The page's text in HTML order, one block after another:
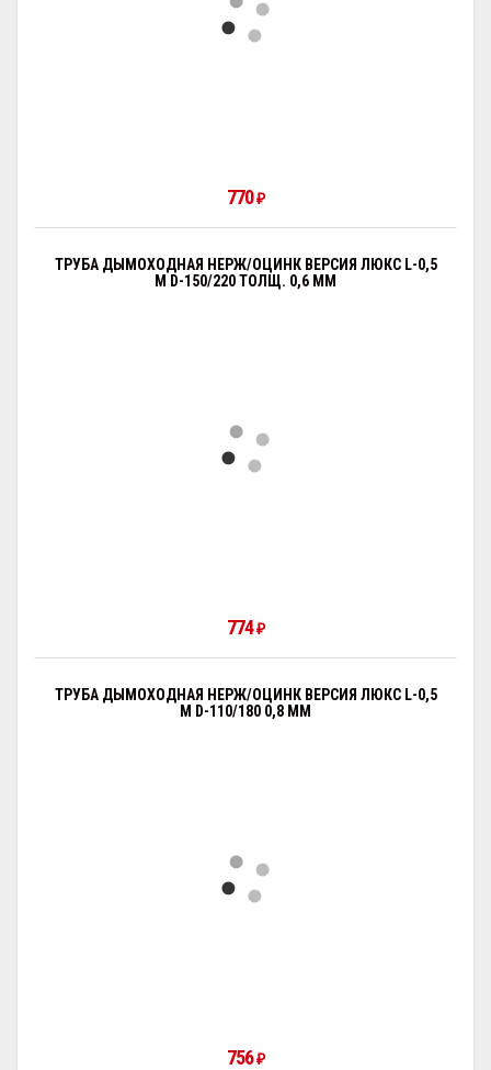
770₽
ТРУБА ДЫМОХОДНАЯ НЕРЖ/ОЦИНК ВЕРСИЯ ЛЮКС L-0,5
М D-150/220 ТОЛЩ. 0,6 ММ
774₽
ТРУБА ДЫМОХОДНАЯ НЕРЖ/ОЦИНК ВЕРСИЯ ЛЮКС L-0,5
М D-110/180 0,8 ММ
756₽